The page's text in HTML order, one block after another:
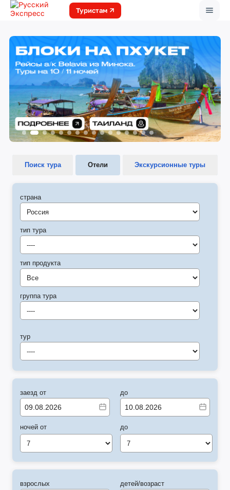
Туристам
Поиск тура Отели Экскурсионные туры
страна
Россия
тип тура
----
тип продукта
Все
группа тура
----
тур
----
заезд от
ночей от
7
до
до
7
взрослых детей/возраст